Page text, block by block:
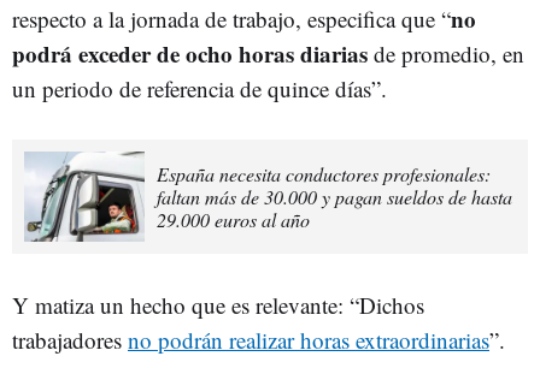
respecto a la jornada de trabajo, especifica que “no
podrá exceder de ocho horas diarias de promedio, en
un periodo de referencia de quince días”.
España necesita conductores profesionales:
faltan más de 30.000 y pagan sueldos de hasta
29.000 euros al año
Y matiza un hecho que es relevante: “Dichos
trabajadores no podrán realizar horas extraordinarias”.